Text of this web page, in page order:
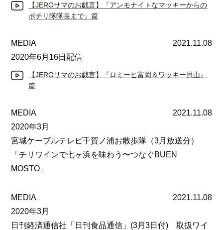
【JEROサマのお戯言】『アンモナイトなマッキーからの
ポチリ隊隊長まで』篇
MEDIA
2021.11.08
2020年6月16日配信
【JEROサマのお戯言】『ロミーヒ富岡＆ワッキー貝山』
篇
MEDIA
2021.11.08
2020年3月
宮城ケーブルテレビ千賀ノ浦お散歩隊（3月放送分）
「チリワインで七ヶ浜を味わう〜つなぐBUEN
MOSTO」
MEDIA
2021.11.08
2020年3月
日刊経済通信社「日刊食品通信」(3月3日付) 取扱ワイ